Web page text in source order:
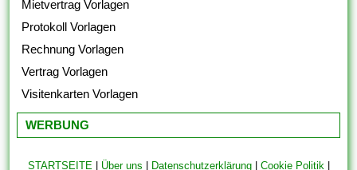
Mietvertrag Vorlagen
Protokoll Vorlagen
Rechnung Vorlagen
Vertrag Vorlagen
Visitenkarten Vorlagen
WERBUNG
STARTSEITE| Über uns Datenschutzerklärung| Cookie Politik|